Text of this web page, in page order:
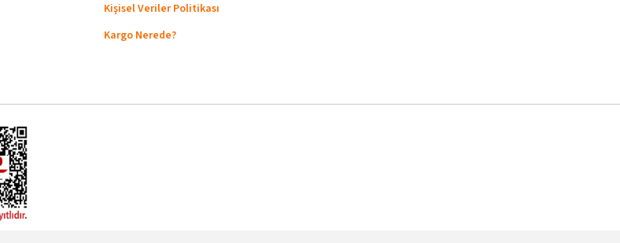
Kişisel Veriler Politikası
Kargo Nerede?